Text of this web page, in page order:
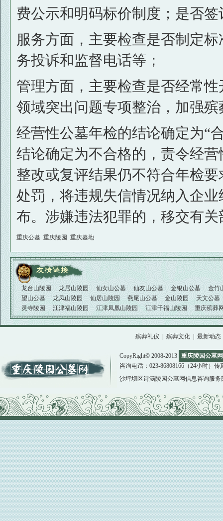
费公示和明码标价制度；是否
服务方面，主要检查是否制定
务投诉和监督电话等；
管理方面，主要检查是否经常
领域突出问题专项整治，加强
经营性公墓年检的结论确定为“
结论确定为不合格的，责令经
整改或复评结果仍不符合年检
处罚，将违规失信情况纳入企
布。涉嫌违法犯罪的，移交有
重庆公墓 重庆陵园 重庆墓地
龙台山陵园 龙居山陵园 仙女山公墓 仙友山公墓 金银山公墓
金竹
望山公墓
龙凤山陵园 仙居山陵园 燕尾山公墓 金山陵园
天文公墓
灵寺陵园
江津福山陵园 江津凤凰山陵园 江津千福山陵园 重庆殡葬
殡葬礼仪 殡葬文化 最新动态
CopyRight© 2008-2013 重庆陵园公墓网
咨询电话：023-86808166（24小时）传
沙坪坝区诗涵陵园公墓网信息咨询服